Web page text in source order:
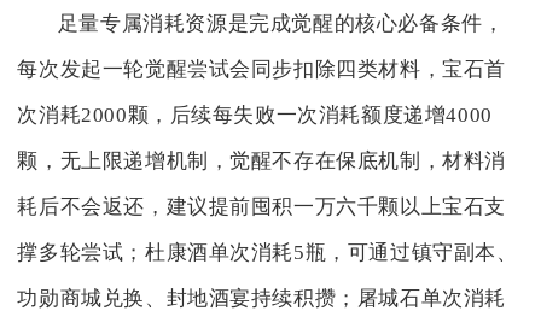
足量专属消耗资源是完成觉醒的核心必备条件，
每次发起一轮觉醒尝试会同步扣除四类材料，宝石首
次消耗2000颗，后续每失败一次消耗额度递增4000
颗，无上限递增机制，觉醒不存在保底机制，材料消
耗后不会返还，建议提前囤积一万六千颗以上宝石支
撑多轮尝试；杜康酒单次消耗5瓶，可通过镇守副本、
功勋商城兑换、封地酒宴持续积攒；屠城石单次消耗